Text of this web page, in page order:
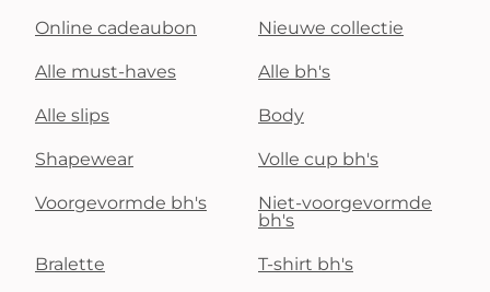
Online cadeaubon Nieuwe collectie
Alle must-haves Alle bh's
Alle slips Body
Shapewear Volle cup bh's
Voorgevormde bh's
Niet-voorgevormde
bh's
Bralette T-shirt bh's